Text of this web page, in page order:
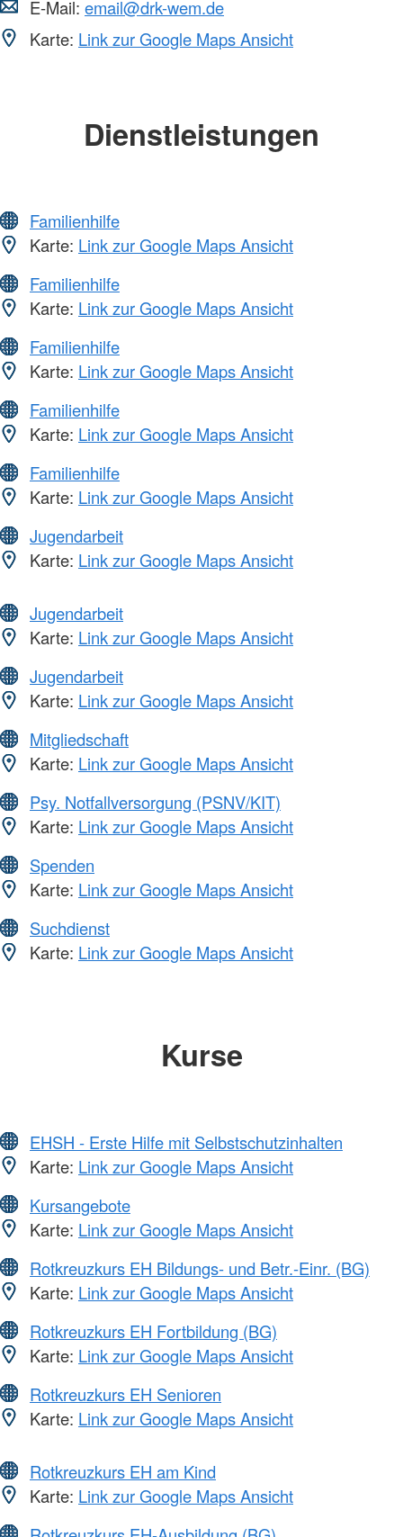
E-Mail: email@drk-wem.de
Karte: Link zur Google Maps Ansicht
Dienstleistungen
Familienhilfe
Karte: Link zur Google Maps Ansicht
Familienhilfe
Karte: Link zur Google Maps Ansicht
Familienhilfe
Karte: Link zur Google Maps Ansicht
Familienhilfe
Karte: Link zur Google Maps Ansicht
Familienhilfe
Karte: Link zur Google Maps Ansicht
Jugendarbeit
Karte: Link zur Google Maps Ansicht
Jugendarbeit
Karte: Link zur Google Maps Ansicht
Jugendarbeit
Karte: Link zur Google Maps Ansicht
Mitgliedschaft
Karte: Link zur Google Maps Ansicht
Psy. Notfallversorgung (PSNV/KIT)
Karte: Link zur Google Maps Ansicht
Spenden
Karte: Link zur Google Maps Ansicht
Suchdienst
Karte: Link zur Google Maps Ansicht
Kurse
EHSH - Erste Hilfe mit Selbstschutzinhalten
Karte: Link zur Google Maps Ansicht
Kursangebote
Karte: Link zur Google Maps Ansicht
Rotkreuzkurs EH Bildungs- und Betr.-Einr. (BG)
Karte: Link zur Google Maps Ansicht
Rotkreuzkurs EH Fortbildung (BG)
Karte: Link zur Google Maps Ansicht
Rotkreuzkurs EH Senioren
Karte: Link zur Google Maps Ansicht
Rotkreuzkurs EH am Kind
Karte: Link zur Google Maps Ansicht